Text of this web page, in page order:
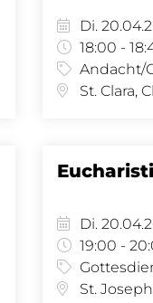
Di.
18:00 -
Andacht/
St. Clara,
Di.
19:00 -